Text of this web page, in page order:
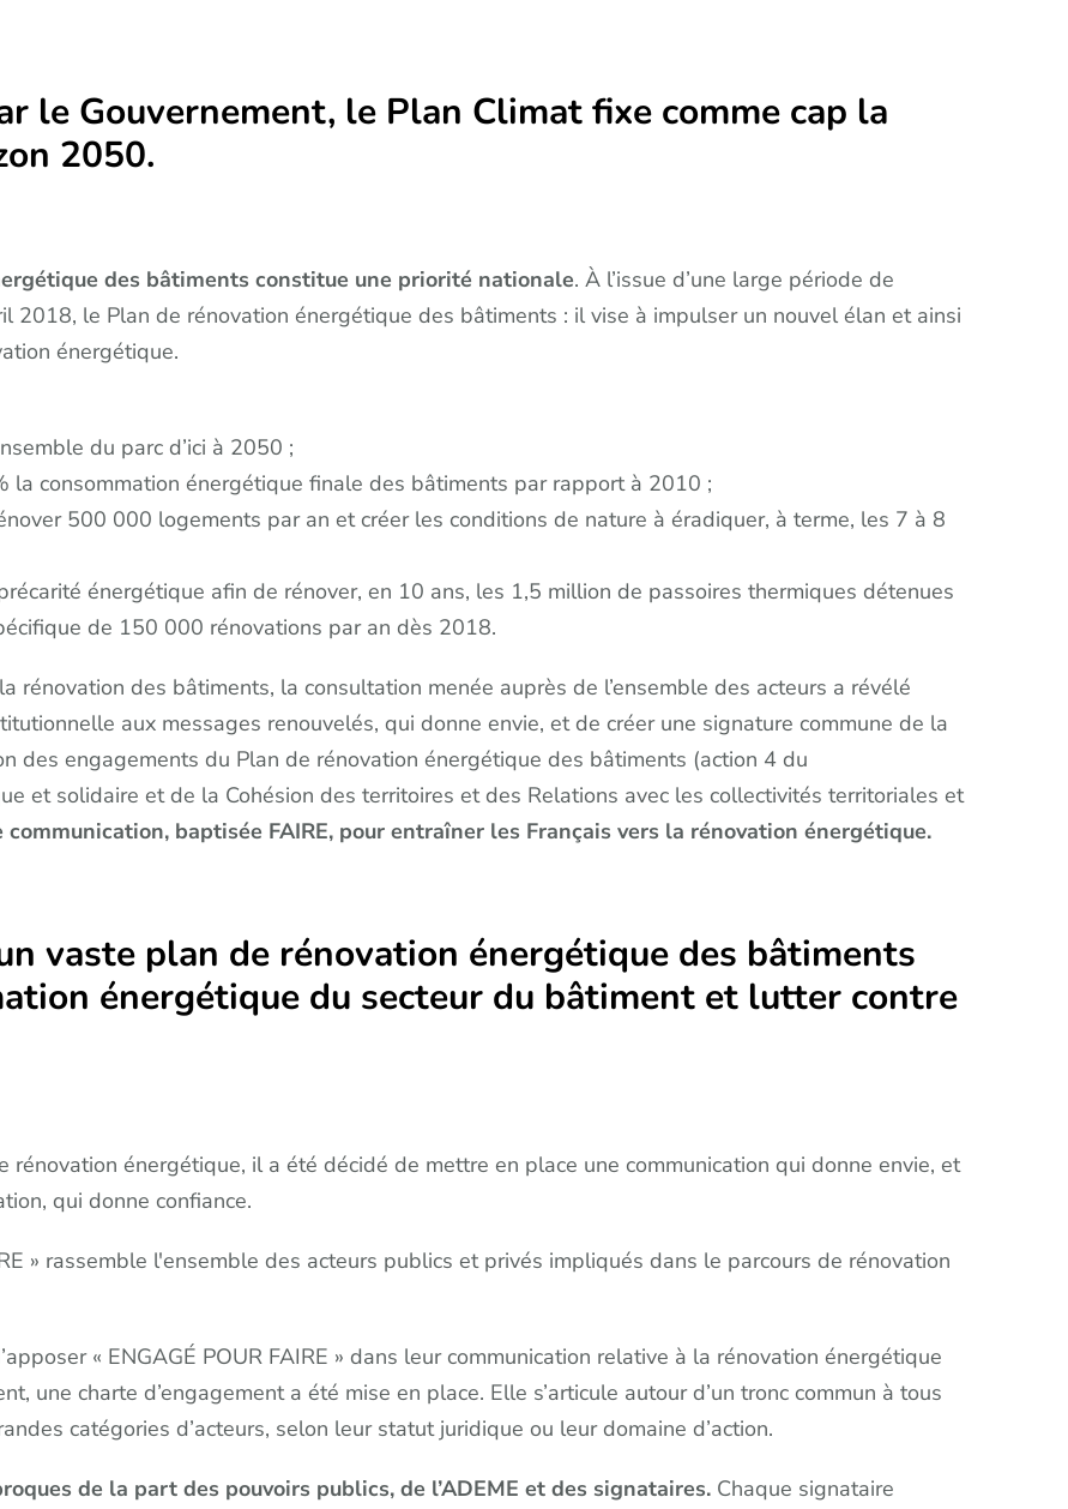
le Gouvernement, le Plan Climat fixe comme cap la
2050.
des bâtiments constitue une priorité nationale. À l’issue d’une large période de
2018, le Plan de rénovation énergétique des bâtiments : il vise à impulser un nouvel élan et ainsi
énergétique.
du parc d’ici à 2050 ;
la consommation énergétique finale des bâtiments par rapport à 2010 ;
500 000 logements par an et créer les conditions de nature à éradiquer, à terme, les 7 à 8
énergétique afin de rénover, en 10 ans, les 1,5 million de passoires thermiques détenues
de 150 000 rénovations par an dès 2018.
rénovation des bâtiments, la consultation menée auprès de l’ensemble des acteurs a révélé
aux messages renouvelés, qui donne envie, et de créer une signature commune de la
des engagements du Plan de rénovation énergétique des bâtiments (action 4 du
et solidaire et de la Cohésion des territoires et des Relations avec les collectivités territoriales et
baptisée FAIRE, pour entraîner les Français vers la rénovation énergétique.
vaste plan de rénovation énergétique des bâtiments
énergétique du secteur du bâtiment et lutter contre
rénovation énergétique, il a été décidé de mettre en place une communication qui donne envie, et
qui donne confiance.
» rassemble l'ensemble des acteurs publics et privés impliqués dans le parcours de rénovation
« ENGAGÉ POUR FAIRE » dans leur communication relative à la rénovation énergétique
une charte d’engagement a été mise en place. Elle s’articule autour d’un tronc commun à tous
catégories d’acteurs, selon leur statut juridique ou leur domaine d’action.
de la part des pouvoirs publics, de l’ADEME et des signataires. Chaque signataire